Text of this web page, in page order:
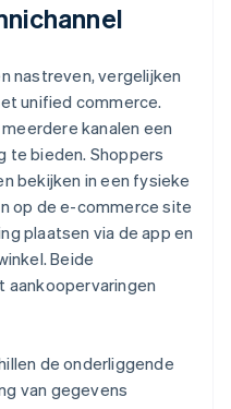
nastreven, vergelijken
unified commerce.
kanalen een
te bieden. Shoppers
bekijken in een fysieke
op de e-commerce site
plaatsen via de app en
Beide
aankoopervaringen
de onderliggende
van gegevens